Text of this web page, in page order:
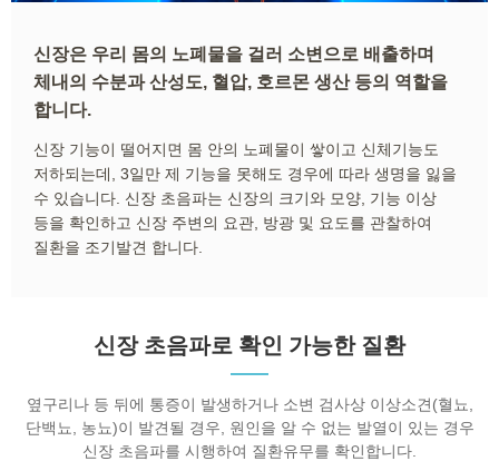
신장은 우리 몸의 노폐물을 걸러 소변으로 배출하며
체내의 수분과 산성도, 혈압, 호르몬 생산 등의 역할을
합니다.
신장 기능이 떨어지면 몸 안의 노폐물이 쌓이고 신체기능도
저하되는데, 3일만 제 기능을 못해도 경우에 따라 생명을 잃을
수 있습니다. 신장 초음파는 신장의 크기와 모양, 기능 이상
등을 확인하고 신장 주변의 요관, 방광 및 요도를 관찰하여
질환을 조기발견 합니다.
신장 초음파로 확인 가능한 질환
옆구리나 등 뒤에 통증이 발생하거나 소변 검사상 이상소견(혈뇨,
단백뇨, 농뇨)이 발견될 경우, 원인을 알 수 없는 발열이 있는 경우
신장 초음파를 시행하여 질환유무를 확인합니다.